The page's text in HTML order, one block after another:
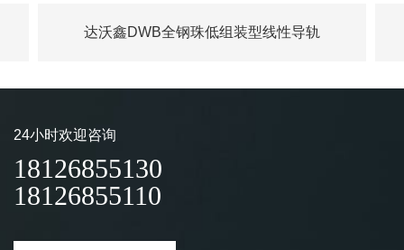
达沃鑫DWB全钢珠低组装型线性导轨
24小时欢迎咨询
18126855130
18126855110